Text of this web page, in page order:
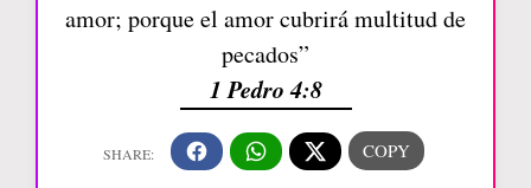
amor; porque el amor cubrirá multitud de
pecados”
1 Pedro 4:8